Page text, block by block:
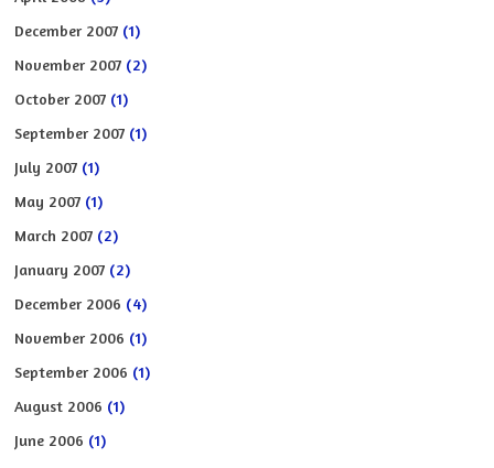
December 2007 (1)
November 2007 (2)
October 2007 (1)
September 2007 (1)
July 2007 (1)
May 2007 (1)
March 2007 (2)
January 2007 (2)
December 2006 (4)
November 2006 (1)
September 2006 (1)
August 2006 (1)
June 2006 (1)